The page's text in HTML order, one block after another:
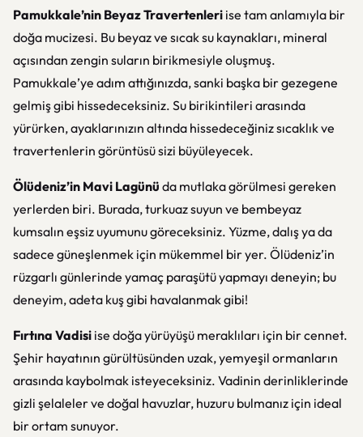
Pamukkale’nin Beyaz Travertenleri ise tam anlamıyla bir
doğa mucizesi. Bu beyaz ve sıcak su kaynakları, mineral
açısından zengin suların birikmesiyle oluşmuş.
Pamukkale’ye adım attığınızda, sanki başka bir gezegene
gelmiş gibi hissedeceksiniz. Su birikintileri arasında
yürürken, ayaklarınızın altında hissedeceğiniz sıcaklık ve
travertenlerin görüntüsü sizi büyüleyecek.
Ölüdeniz’in Mavi Lagünü da mutlaka görülmesi gereken
yerlerden biri. Burada, turkuaz suyun ve bembeyaz
kumsalın eşsiz uyumunu göreceksiniz. Yüzme, dalış ya da
sadece güneşlenmek için mükemmel bir yer. Ölüdeniz’in
rüzgarlı günlerinde yamaç paraşütü yapmayı deneyin; bu
deneyim, adeta kuş gibi havalanmak gibi!
Fırtına Vadisi ise doğa yürüyüşü meraklıları için bir cennet.
Şehir hayatının gürültüsünden uzak, yemyeşil ormanların
arasında kaybolmak isteyeceksiniz. Vadinin derinliklerinde
gizli şelaleler ve doğal havuzlar, huzuru bulmanız için ideal
bir ortam sunuyor.